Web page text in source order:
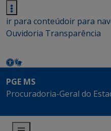
ir para conteúdoir para
Ouvidoria Transparência
PGE MS
Procuradoria-Geral do